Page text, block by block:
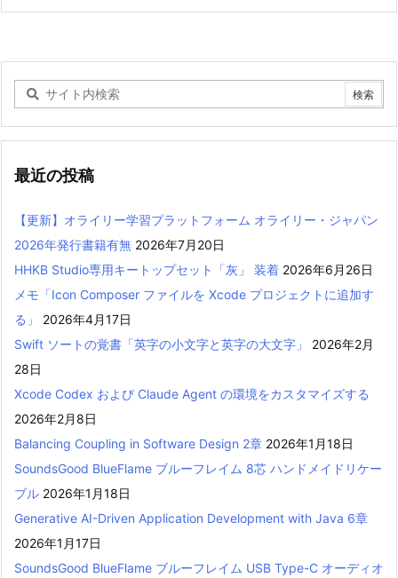
最近の投稿
【更新】オライリー学習プラットフォーム オライリー・ジャパン
2026年発行書籍有無 2026年7月20日
HHKB Studio専用キートップセット「灰」 装着 2026年6月26日
メモ「Icon Composer ファイルを Xcode プロジェクトに追加す
る」
2026年4月17日
Swift ソートの覚書「英字の小文字と英字の大文字」
2026年2月
28日
Xcode Codex および Claude Agent の環境をカスタマイズする
2026年2月8日
Balancing Coupling in Software Design 2章 2026年1月18日
SoundsGood BlueFlame ブルーフレイム 8芯 ハンドメイドリケー
ブル 2026年1月18日
Generative AI-Driven Application Development with Java 6章
2026年1月17日
SoundsGood BlueFlame ブルーフレイム USB Type-C オーディオ